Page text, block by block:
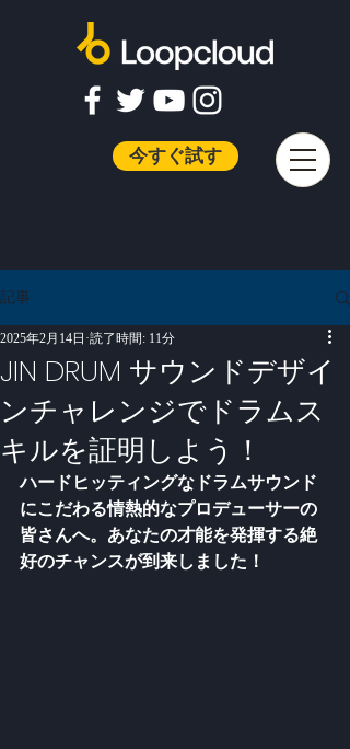
今すぐ試す
記事
JIN DRUM サウンドデザイ
ンチャレンジでドラムス
キルを証明しよう！
2025年2月14日 読了時間: 11分
ハードヒッティングなドラムサウンド
にこだわる情熱的なプロデューサーの
皆さんへ。あなたの才能を発揮する絶
好のチャンスが到来しました！